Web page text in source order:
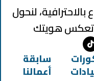
لنحول
تعكس هويتك
سابقة
أعمالنا